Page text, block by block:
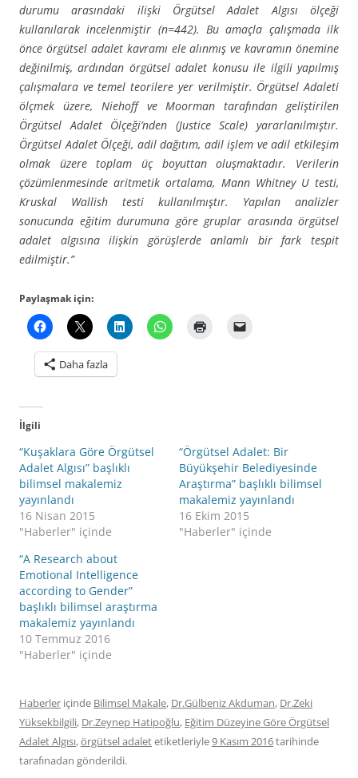
durumu arasındaki ilişki Örgütsel Adalet Algısı ölçeği
kullanılarak incelenmiştir (n=442). Bu amaçla çalışmada ilk
önce örgütsel adalet kavramı ele alınmış ve kavramın önemine
değinilmiş, ardından örgütsel adalet konusu ile ilgili yapılmış
çalışmalara ve temel teorilere yer verilmiştir. Örgütsel Adaleti
ölçmek üzere, Niehoff ve Moorman tarafından geliştirilen
Örgütsel Adalet Ölçeği’nden (Justice Scale) yararlanılmıştır.
Örgütsel Adalet Ölçeği, adil dağıtım, adil işlem ve adil etkileşim
olmak üzere toplam üç boyuttan oluşmaktadır. Verilerin
çözümlenmesinde aritmetik ortalama, Mann Whitney U testi,
Kruskal Wallish testi kullanılmıştır. Yapılan analizler
sonucunda eğitim durumuna göre gruplar arasında örgütsel
adalet algısına ilişkin görüşlerde anlamlı bir fark tespit
edilmiştir.”
Paylaşmak için:
Daha fazla
İlgili
“Kuşaklara Göre Örgütsel
Adalet Algısı” başlıklı
bilimsel makalemiz
yayınlandı
16 Nisan 2015
"Haberler" içinde
“Örgütsel Adalet: Bir
Büyükşehir Belediyesinde
Araştırma” başlıklı bilimsel
makalemiz yayınlandı
16 Ekim 2015
"Haberler" içinde
“A Research about
Emotional Intelligence
according to Gender”
başlıklı bilimsel araştırma
makalemiz yayınlandı
10 Temmuz 2016
"Haberler" içinde
Haberler içinde Bilimsel Makale, Dr.Gülbeniz Akduman, Dr.Zeki
Yüksekbilgili, Dr.Zeynep Hatipoğlu, Eğitim Düzeyine Göre Örgütsel
Adalet Algısı,örgütsel adaletetiketleriyle9 Kasım 2016tarihinde
tarafınadan gönderildi.